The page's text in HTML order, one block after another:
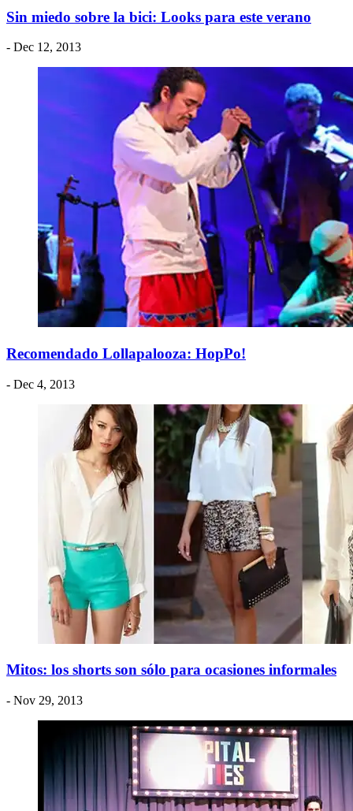
Sin miedo sobre la bici: Looks para este verano
- Dec 12, 2013
Recomendado Lollapalooza: HopPo!
- Dec 4, 2013
Mitos: los shorts son sólo para ocasiones informales
- Nov 29, 2013